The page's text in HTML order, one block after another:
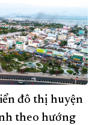
đô thị huyện
theo hướng